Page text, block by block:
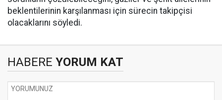
beklentilerinin karşılanması için sürecin takipçisi
olacaklarını söyledi.
HABERE YORUM KAT